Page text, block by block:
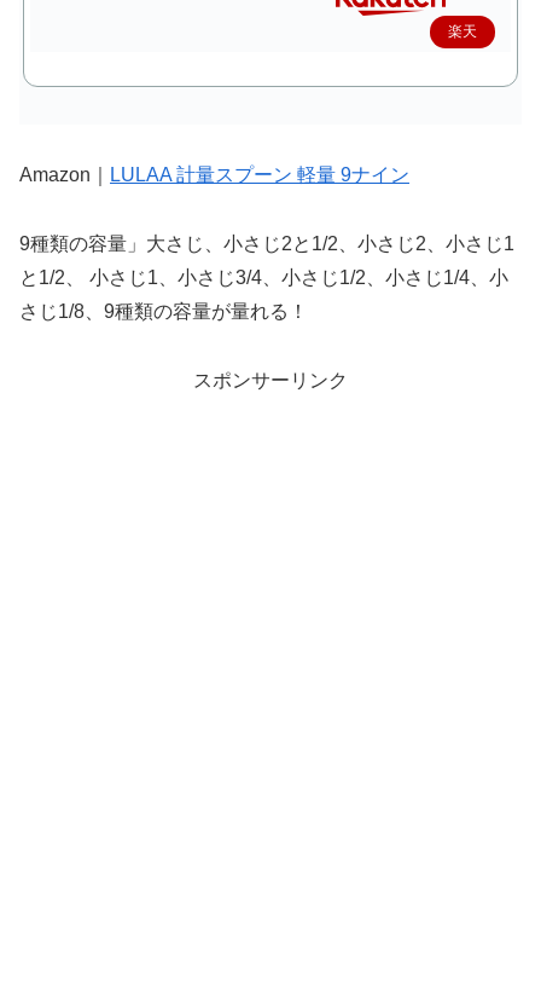
楽天
Amazon｜ LULAA 計量スプーン 軽量 9ナイン
9種類の容量」大さじ、小さじ2と1/2、小さじ2、小さじ1
と1/2、 小さじ1、小さじ3/4、小さじ1/2、小さじ1/4、小
さじ1/8、9種類の容量が量れる！
スポンサーリンク